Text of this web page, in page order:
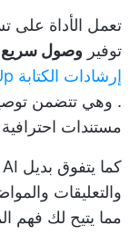
تعمل الأداة على
توفير وصول سريع
إرشادات الكتابة ClickUp
. وهي تتضمن
مستندات
والتعليقات
مما يتيح لك فهم